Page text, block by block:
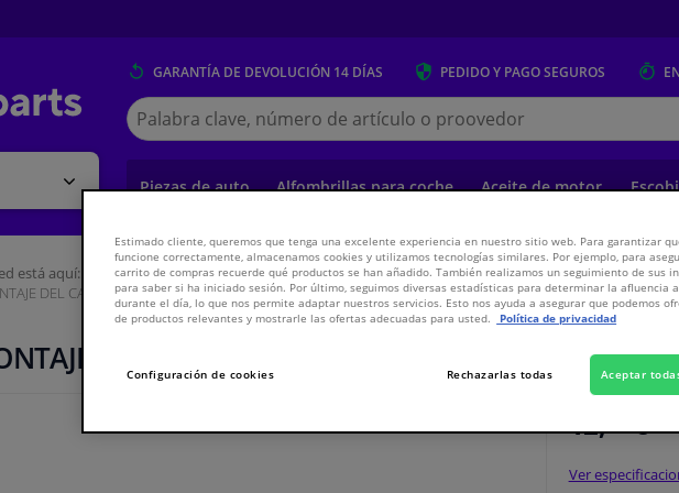
GARANTÍA DE DEVOLUCIÓN 14 DÍAS PEDIDO Y PAGOSEGUROS
Buscar
en
Winparts.es
Piezas de auto Alfombrillas para coche Aceite de motor
está aquí: Página de inicio Paneles de la carrocería y montaje Carrocería y Accesorios
DEL CAPÓ
DEL CAPÓ
12, €
Ver
Estimado cliente, queremos que tenga una excelente experiencia en nuestro sitio web. Para garantizar
funcione correctamente, almacenamos cookies y utilizamos tecnologías similares. Por ejemplo, para
carrito de compras recuerde qué productos se han añadido. También realizamos un seguimiento de sus
para saber si ha iniciado sesión. Por último, seguimos diversas estadísticas para determinar la afluencia
durante el día, lo que nos permite adaptar nuestros servicios. Esto nos ayuda a asegurar que podemos
de productos relevantes y mostrarle las ofertas adecuadas para usted.
Política de privacidad
Configuración de cookies Rechazarlas todas Aceptar